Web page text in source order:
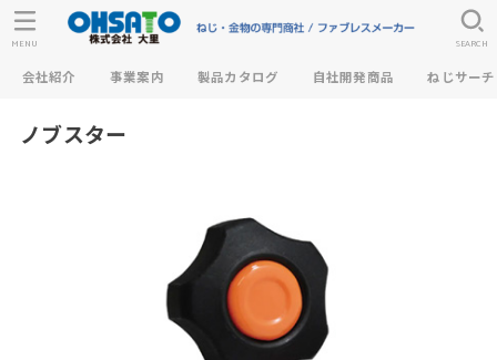
会社紹介 事業案内 製品カタログ 自社開発商品 ねじサーチ
SEARCH
MENU
ノブスター